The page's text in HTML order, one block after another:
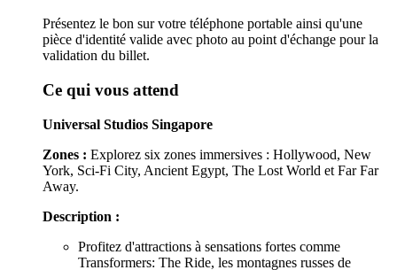
Présentez le bon sur votre téléphone portable ainsi qu'une
pièce d'identité valide avec photo au point d'échange pour la
validation du billet.
Ce qui vous attend
Universal Studios Singapore
Zones : Explorez six zones immersives : Hollywood, New
York, Sci-Fi City, Ancient Egypt, The Lost World et Far Far
Away.
Description :
Profitez d'attractions à sensations fortes comme
Transformers: The Ride, les montagnes russes de